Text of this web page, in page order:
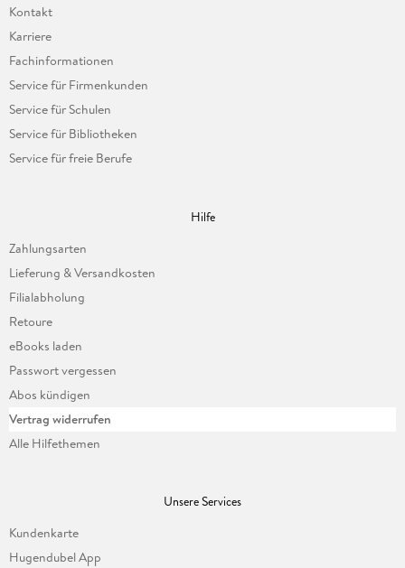
Kontakt
Karriere
Fachinformationen
Service für Firmenkunden
Service für Schulen
Service für Bibliotheken
Service für freie Berufe
Hilfe
Zahlungsarten
Lieferung & Versandkosten
Filialabholung
Retoure
eBooks laden
Passwort vergessen
Abos kündigen
Vertrag widerrufen
Alle Hilfethemen
Unsere Services
Kundenkarte
Hugendubel App